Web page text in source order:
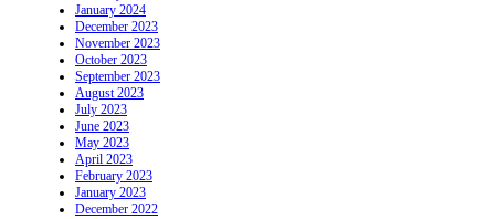
January 2024
December 2023
November 2023
October 2023
September 2023
August 2023
July 2023
June 2023
May 2023
April 2023
February 2023
January 2023
December 2022